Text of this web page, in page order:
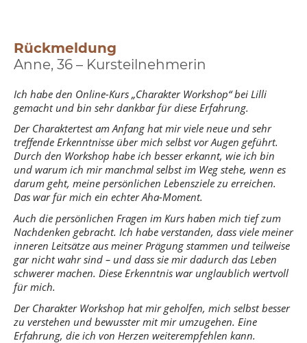
Rückmeldung
Anne, 36 – Kursteilnehmerin
Ich habe den Online-Kurs „Charakter Workshop“ bei Lilli
gemacht und bin sehr dankbar für diese Erfahrung.
Der Charaktertest am Anfang hat mir viele neue und sehr
treffende Erkenntnisse über mich selbst vor Augen geführt.
Durch den Workshop habe ich besser erkannt, wie ich bin
und warum ich mir manchmal selbst im Weg stehe, wenn es
darum geht, meine persönlichen Lebensziele zu erreichen.
Das war für mich ein echter Aha-Moment.
Auch die persönlichen Fragen im Kurs haben mich tief zum
Nachdenken gebracht. Ich habe verstanden, dass viele meiner
inneren Leitsätze aus meiner Prägung stammen und teilweise
gar nicht wahr sind – und dass sie mir dadurch das Leben
schwerer machen. Diese Erkenntnis war unglaublich wertvoll
für mich.
Der Charakter Workshop hat mir geholfen, mich selbst besser
zu verstehen und bewusster mit mir umzugehen. Eine
Erfahrung, die ich von Herzen weiterempfehlen kann.